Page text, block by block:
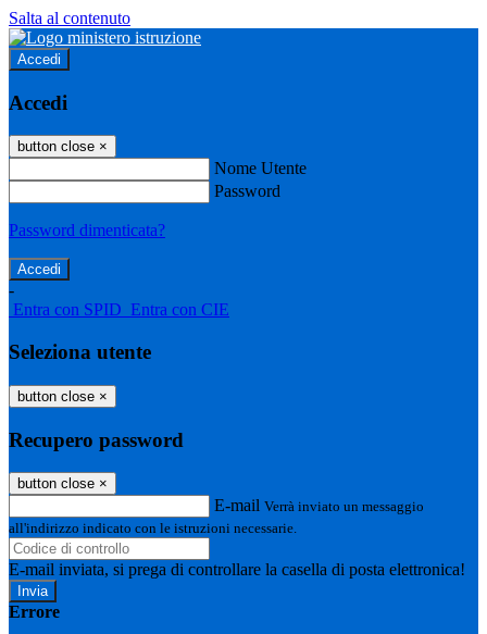
Salta al contenuto
Accedi
Accedi
button close ×
Nome Utente
Password
Password dimenticata?
-
Entra con SPID Entra con CIE
Seleziona utente
button close ×
Recupero password
button close ×
E-mail Verrà inviato un messaggio
all'indirizzo indicato con le istruzioni necessarie.
E-mail inviata, si prega di controllare la casella di posta elettronica!
Errore